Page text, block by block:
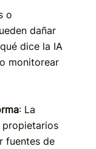
o
dañar
dice la IA
monitorear
: La
fuentes de